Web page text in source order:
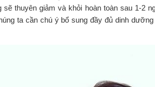
thuyên giảm và khỏi hoàn toàn sau 1-2
ta cần chú ý bổ sung đầy đủ dinh